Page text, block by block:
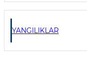
YANGILIKLAR